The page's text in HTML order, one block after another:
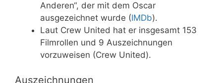
Anderen“, der mit dem Oscar
ausgezeichnet wurde (IMDb).
Laut Crew United hat er insgesamt 153
Filmrollen und 9 Auszeichnungen
vorzuweisen (Crew United).
Auszeichnungen